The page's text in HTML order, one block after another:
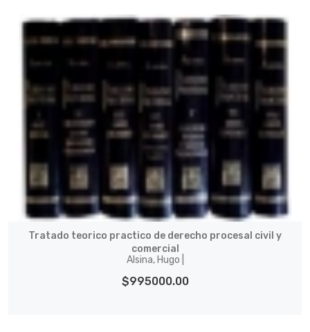
Tratado teorico practico de derecho procesal civil y
comercial
Alsina, Hugo |
$995000.00